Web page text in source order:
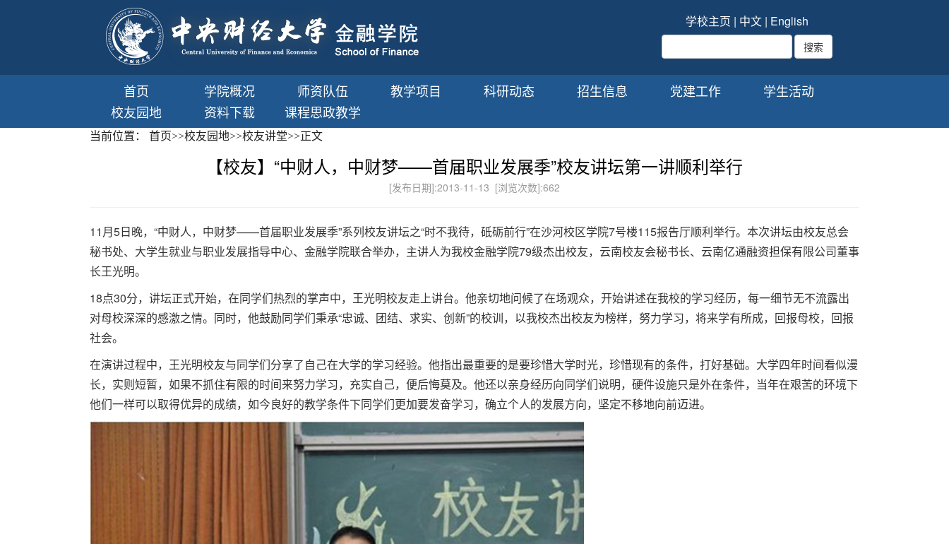
学校主页 | 中文 | English
首页 学院概况 师资队伍 教学项目 科研动态 招生信息 党建工作
学生活动
校友园地
资料下载 课程思政教学
当前位置： 首页>>校友园地>>校友讲堂>>正文
【校友】“中财人，中财梦——首届职业发展季”校友讲坛第一讲顺利举行
[发布日期]:2013-11-13 [浏览次数]:662
11月5日晚，“中财人，中财梦——首届职业发展季”系列校友讲坛之“时不我待，砥砺前行”在沙河校区学院7号楼115报告厅顺利举行。本次讲坛由校友总会
秘书处、大学生就业与职业发展指导中心、金融学院联合举办，主讲人为我校金融学院79级杰出校友，云南校友会秘书长、云南亿通融资担保有限公司董事
长王光明。
18点30分，讲坛正式开始，在同学们热烈的掌声中，王光明校友走上讲台。他亲切地问候了在场观众，开始讲述在我校的学习经历，每一细节无不流露出
对母校深深的感激之情。同时，他鼓励同学们秉承“忠诚、团结、求实、创新”的校训，以我校杰出校友为榜样，努力学习，将来学有所成，回报母校，回报
社会。
在演讲过程中，王光明校友与同学们分享了自己在大学的学习经验。他指出最重要的是要珍惜大学时光，珍惜现有的条件，打好基础。大学四年时间看似漫
长，实则短暂，如果不抓住有限的时间来努力学习，充实自己，便后悔莫及。他还以亲身经历向同学们说明，硬件设施只是外在条件，当年在艰苦的环境下
他们一样可以取得优异的成绩，如今良好的教学条件下同学们更加要发奋学习，确立个人的发展方向，坚定不移地向前迈进。